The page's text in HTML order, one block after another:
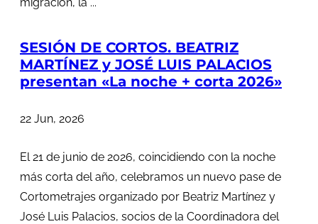
migración, la ...
SESIÓN DE CORTOS. BEATRIZ
MARTÍNEZ y JOSÉ LUIS PALACIOS
presentan «La noche + corta 2026»
22 Jun, 2026
El 21 de junio de 2026, coincidiendo con la noche
más corta del año, celebramos un nuevo pase de
Cortometrajes organizado por Beatriz Martínez y
José Luis Palacios, socios de la Coordinadora del